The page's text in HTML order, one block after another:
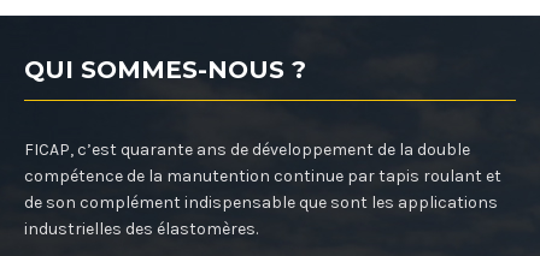
QUI SOMMES-NOUS ?
FICAP, c’est quarante ans de développement de la double
compétence de la manutention continue par tapis roulant et
de son complément indispensable que sont les applications
industrielles des élastomères.